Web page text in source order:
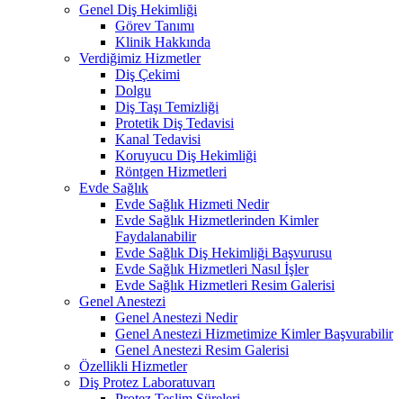
Genel Diş Hekimliği
Görev Tanımı
Klinik Hakkında
Verdiğimiz Hizmetler
Diş Çekimi
Dolgu
Diş Taşı Temizliği
Protetik Diş Tedavisi
Kanal Tedavisi
Koruyucu Diş Hekimliği
Röntgen Hizmetleri
Evde Sağlık
Evde Sağlık Hizmeti Nedir
Evde Sağlık Hizmetlerinden Kimler
Faydalanabilir
Evde Sağlık Diş Hekimliği Başvurusu
Evde Sağlık Hizmetleri Nasıl İşler
Evde Sağlık Hizmetleri Resim Galerisi
Genel Anestezi
Genel Anestezi Nedir
Genel Anestezi Hizmetimize Kimler Başvurabilir
Genel Anestezi Resim Galerisi
Özellikli Hizmetler
Diş Protez Laboratuvarı